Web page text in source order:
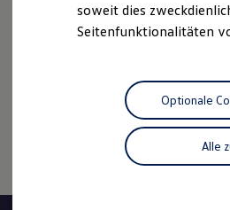
Driving Experience
Volkswagen entdecken
Lifestyle Shop
T-Roc Kollektion
Golf Kollektion
ID. Kollektion
Volkswagen
R-Kollektion
Gebrauchtwagen
Volkswagen Economy
Online-
soweit dies
Seitenfunktionalitäten
Alle
Optionale